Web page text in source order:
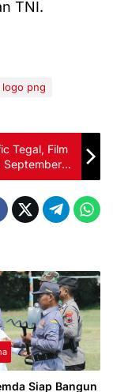
TNI.
logo png
Tegal, Film
September
Siap Bangun